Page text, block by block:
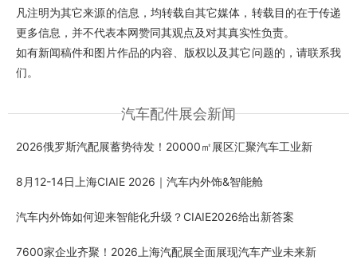
凡注明为其它来源的信息，均转载自其它媒体，转载目的在于传递
更多信息，并不代表本网赞同其观点及对其真实性负责。
如有新闻稿件和图片作品的内容、版权以及其它问题的，请联系我
们。
汽车配件展会新闻
2026俄罗斯汽配展蓄势待发！20000㎡展区汇聚汽车工业新
8月12-14日上海CIAIE 2026｜汽车内外饰&智能舱
汽车内外饰如何迎来智能化升级？CIAIE2026给出新答案
7600家企业齐聚！2026上海汽配展全面展现汽车产业未来新